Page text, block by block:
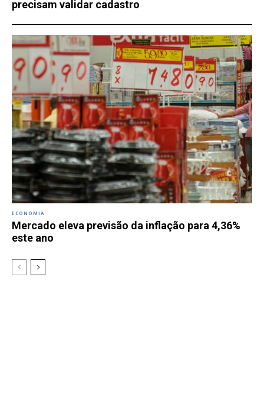
precisam validar cadastro
ECONOMIA
Mercado eleva previsão da inflação para 4,36%
este ano